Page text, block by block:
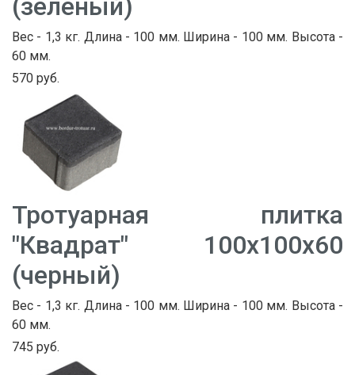
(зеленый)
Вес - 1,3 кг. Длина - 100 мм. Ширина - 100 мм. Высота -
60 мм.
570 руб.
Тротуарная плитка
"Квадрат" 100х100х60
(черный)
Вес - 1,3 кг. Длина - 100 мм. Ширина - 100 мм. Высота -
60 мм.
745 руб.